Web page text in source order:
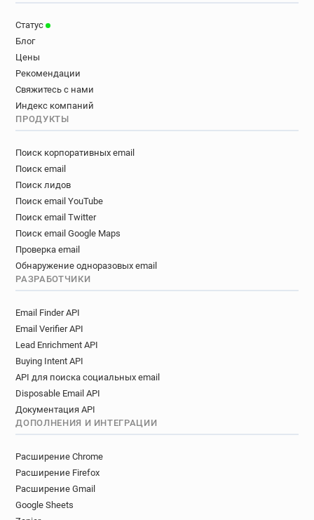
Статус
Блог
Цены
Рекомендации
Свяжитесь с нами
Индекс компаний
ПРОДУКТЫ
Поиск корпоративных email
Поиск email
Поиск лидов
Поиск email YouTube
Поиск email Twitter
Поиск email Google Maps
Проверка email
Обнаружение одноразовых email
РАЗРАБОТЧИКИ
Email Finder API
Email Verifier API
Lead Enrichment API
Buying Intent API
API для поиска социальных email
Disposable Email API
Документация API
ДОПОЛНЕНИЯ И ИНТЕГРАЦИИ
Расширение Chrome
Расширение Firefox
Расширение Gmail
Google Sheets